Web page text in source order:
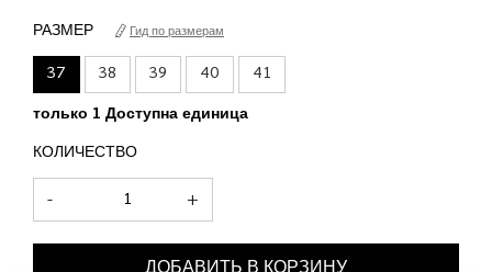
РАЗМЕР Гид по размерам
37 38 39 40
41
только 1 Доступна единица
КОЛИЧЕСТВО
+
-